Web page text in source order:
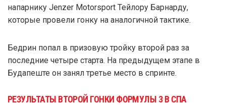
напарнику Jenzer Motorsport Тейлору Барнарду,
которые провели гонку на аналогичной тактике.
Бедрин попал в призовую тройку второй раз за
последние четыре старта. На предыдущем этапе в
Будапеште он занял третье место в спринте.
РЕЗУЛЬТАТЫ ВТОРОЙ ГОНКИ ФОРМУЛЫ 3 В СПА